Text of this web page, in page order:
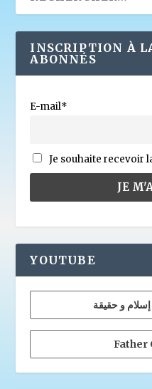
INSCRIPTION À
ABONNÉS
E-mail*
Je souhaite recevoir
YOUTUBE
و حقيقة
Father